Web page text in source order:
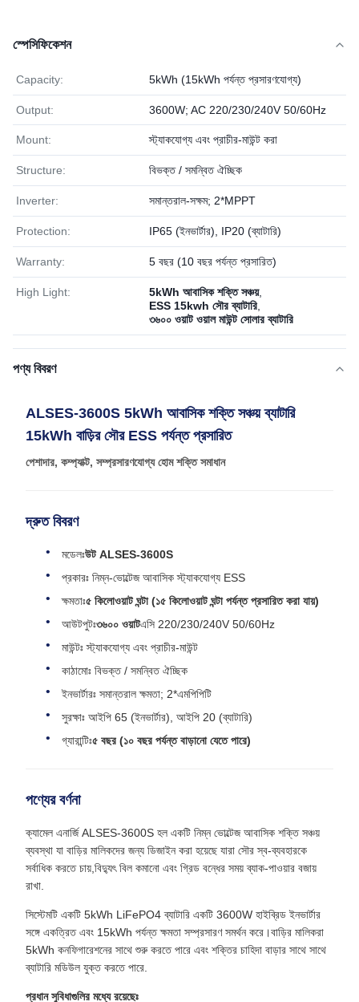
স্পেসিফিকেশন
Capacity: 5kWh (15kWh পর্যন্ত প্রসারণযোগ্য)
Output: 3600W; AC 220/230/240V 50/60Hz
Mount: স্ট্যাকযোগ্য এবং প্রাচীর-মাউন্ট করা
Structure: বিভক্ত / সমন্বিত ঐচ্ছিক
Inverter: সমান্তরাল-সক্ষম; 2*MPPT
Protection: IP65 (ইনভার্টার), IP20 (ব্যাটারি)
Warranty: 5 বছর (10 বছর পর্যন্ত প্রসারিত)
High Light: 5kWh আবাসিক শক্তি সঞ্চয়,
ESS 15kwh সৌর ব্যাটারি
৩৬০০ ওয়াট ওয়াল মাউন্ট সোলার ব্যাটারি
পণ্য বিবরণ
ALSES-3600S 5kWh আবাসিক শক্তি সঞ্চয় ব্যাটারি
15kWh বাড়ির সৌর ESS পর্যন্ত প্রসারিত
পেশাদার, কম্প্যাক্ট, সম্প্রসারণযোগ্য হোম শক্তি সমাধান
দ্রুত বিবরণ
মডেলঃউট ALSES-3600S
প্রকারঃ নিম্ন-ভোল্টেজ আবাসিক স্ট্যাকযোগ্য ESS
ক্ষমতাঃ৫ কিলোওয়াট ঘন্টা (১৫ কিলোওয়াট ঘন্টা পর্যন্ত প্রসারিত করা যায়)
আউটপুটঃ৩৬০০ ওয়াটএসি 220/230/240V 50/60Hz
মাউন্টঃ স্ট্যাকযোগ্য এবং প্রাচীর-মাউন্ট
কাঠামোঃ বিভক্ত / সমন্বিত ঐচ্ছিক
ইনভার্টারঃ সমান্তরাল ক্ষমতা; 2*এমপিপিটি
সুরক্ষাঃ আইপি 65 (ইনভার্টার), আইপি 20 (ব্যাটারি)
গ্যারান্টিঃ৫ বছর (১০ বছর পর্যন্ত বাড়ানো যেতে পারে)
পণ্যের বর্ণনা
ক্যামেল এনার্জি ALSES-3600S হল একটি নিম্ন ভোল্টেজ আবাসিক শক্তি সঞ্চয়
ব্যবস্থা যা বাড়ির মালিকদের জন্য ডিজাইন করা হয়েছে যারা সৌর স্ব-ব্যবহারকে
সর্বাধিক করতে চায়,বিদ্যুৎ বিল কমানো এবং গ্রিড বন্ধের সময় ব্যাক-পাওয়ার বজায়
রাখা.
সিস্টেমটি একটি 5kWh LiFePO4 ব্যাটারি একটি 3600W হাইব্রিড ইনভার্টার
সঙ্গে একত্রিত এবং 15kWh পর্যন্ত ক্ষমতা সম্প্রসারণ সমর্থন করে।বাড়ির মালিকরা
5kWh কনফিগারেশনের সাথে শুরু করতে পারে এবং শক্তির চাহিদা বাড়ার সাথে সাথে
ব্যাটারি মডিউল যুক্ত করতে পারে.
প্রধান সুবিধাগুলির মধ্যে রয়েছেঃ